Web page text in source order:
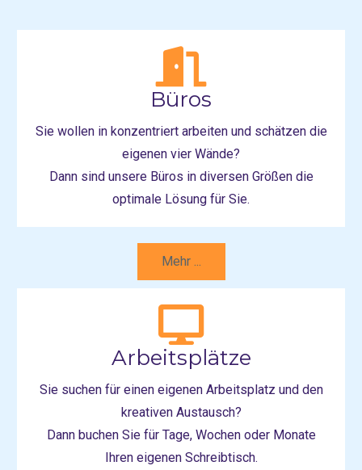
Büros
Sie wollen in konzentriert arbeiten und schätzen die
eigenen vier Wände?
Dann sind unsere Büros in diversen Größen die
optimale Lösung für Sie.
Mehr ...
Arbeitsplätze
Sie suchen für einen eigenen Arbeitsplatz und den
kreativen Austausch?
Dann buchen Sie für Tage, Wochen oder Monate
Ihren eigenen Schreibtisch.